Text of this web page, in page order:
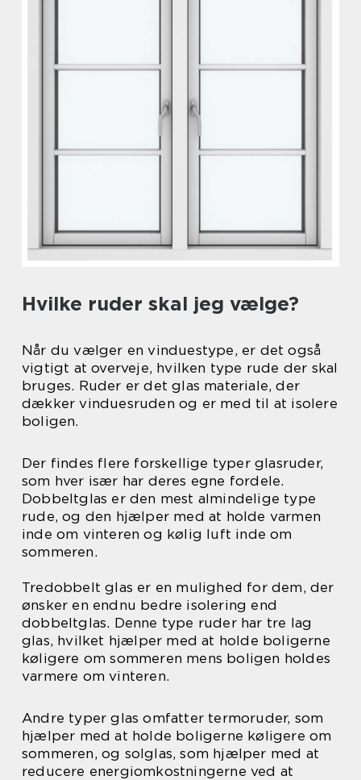
Hvilke ruder skal jeg vælge?
Når du vælger en vinduestype, er det også
vigtigt at overveje, hvilken type rude der skal
bruges. Ruder er det glas materiale, der
dækker vinduesruden og er med til at isolere
boligen.
Der findes flere forskellige typer glasruder,
som hver især har deres egne fordele.
Dobbeltglas er den mest almindelige type
rude, og den hjælper med at holde varmen
inde om vinteren og kølig luft inde om
sommeren.
Tredobbelt glas er en mulighed for dem, der
ønsker en endnu bedre isolering end
dobbeltglas. Denne type ruder har tre lag
glas, hvilket hjælper med at holde boligerne
køligere om sommeren mens boligen holdes
varmere om vinteren.
Andre typer glas omfatter termoruder, som
hjælper med at holde boligerne køligere om
sommeren, og solglas, som hjælper med at
reducere energiomkostningerne ved at